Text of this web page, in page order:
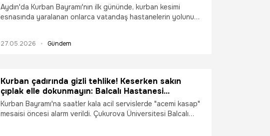
Aydın'da Kurban Bayramı'nın ilk gününde, kurban kesimi
esnasında yaralanan onlarca vatandaş hastanelerin yolunu
Şehir Hastanesi'nde koluna 20 dikiş atılan Taşkın, "Hayvana
çok konuşulan ismi oldu.
27.05.2026 Gündem
Kurban çadırında gizli tehlike! Keserken sakın
çıplak elle dokunmayın: Balcalı Hastanesi
Başhekimi açıkladı!
Kurban Bayramı'na saatler kala acil servislerde "acemi kasap"
mesaisi öncesi alarm verildi. Çukurova Üniversitesi Balcalı